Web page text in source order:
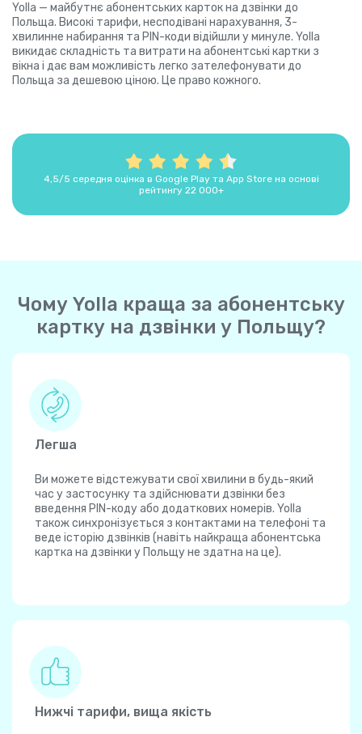
Yolla — майбутнє абонентських карток на дзвінки до
Польща. Високі тарифи, несподівані нарахування, 3-
хвилинне набирання та PIN-коди відійшли у минуле. Yolla
викидає складність та витрати на абонентські картки з
вікна і дає вам можливість легко зателефонувати до
Польща за дешевою ціною. Це право кожного.
4,5/5 середня оцінка в Google Play та App Store на основі
рейтингу 22 000+
Чому Yolla краща за абонентську
картку на дзвінки у Польщу?
Легша
Ви можете відстежувати свої хвилини в будь-який
час у застосунку та здійснювати дзвінки без
введення PIN-коду або додаткових номерів. Yolla
також синхронізується з контактами на телефоні та
веде історію дзвінків (навіть найкраща абонентська
картка на дзвінки у Польщу не здатна на це).
Нижчі тарифи, вища якість